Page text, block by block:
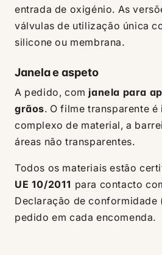
entrada de oxigénio. As
válvulas de utilização única
silicone ou membrana.
Janela e aspeto
A pedido, com janela para
grãos. O filme transparente
complexo de material, a
áreas não transparentes.
Todos os materiais estão
UE 10/2011 para contacto
Declaração de conformidade
pedido em cada encomenda.